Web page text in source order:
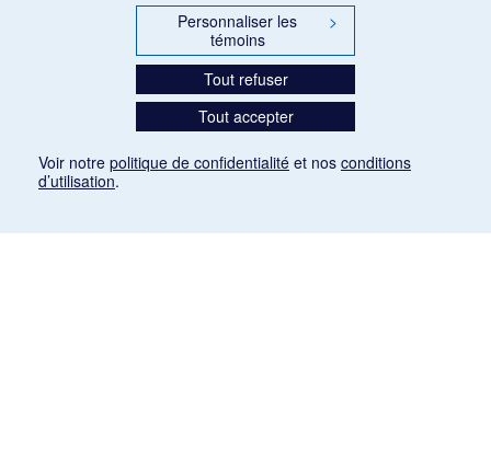
Personnaliser les
témoins
>
Tout refuser
Tout accepter
Voir notre politique de confidentialité et nos conditions
d’utilisation.